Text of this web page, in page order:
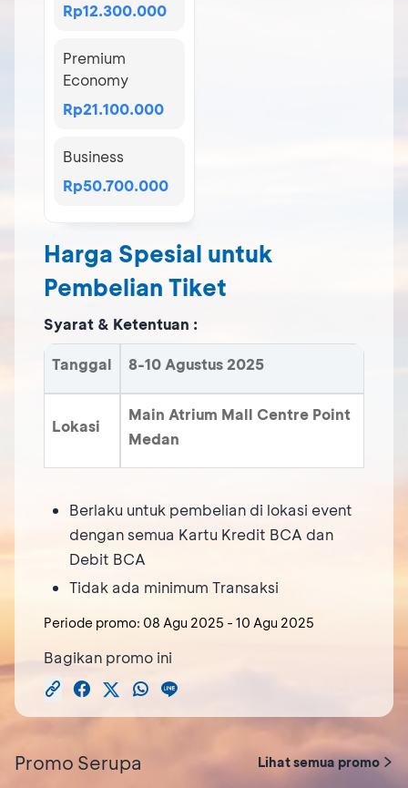
Rp12.300.000
Premium
Economy
Rp21.100.000
Business
Rp50.700.000
Harga Spesial untuk
Pembelian Tiket
Syarat & Ketentuan :
Tanggal 8-10 Agustus 2025
Lokasi
Main Atrium Mall Centre Point
Medan
Berlaku untuk pembelian di lokasi event
dengan semua Kartu Kredit BCA dan
Debit BCA
Tidak ada minimum Transaksi
Periode promo: 08 Agu 2025 - 10 Agu 2025
Bagikan promo ini
Promo Serupa Lihat semua promo